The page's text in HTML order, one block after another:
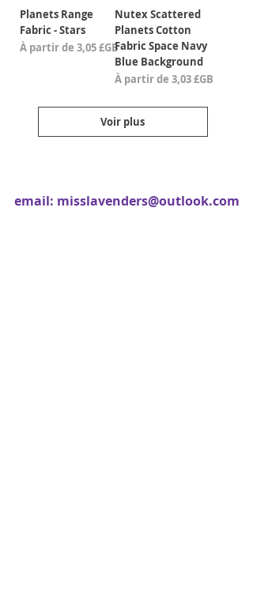
Planets Range
Fabric - Stars
À partir de 3,05 £GB
Prix promotionnel
Nutex Scattered
Planets Cotton
Fabric Space Navy
Blue Background
À partir de 3,03 £GB
Prix promotionnel
Voir plus
email: misslavenders@outlook.com